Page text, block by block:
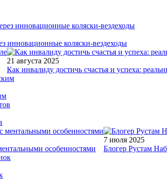
инновационные коляски-вездеходы
21 августа 2025
Как инвалиду достичь счастья и успеха:
особенностями
7 июля 2025
Блогер Рустам